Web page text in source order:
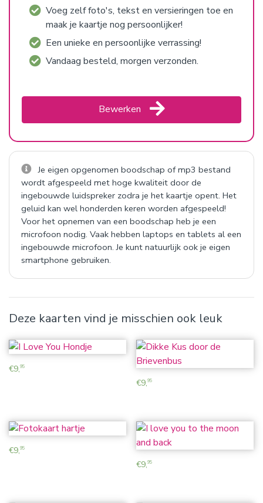
Voeg zelf foto's, tekst en versieringen toe en
maak je kaartje nog persoonlijker!
Een unieke en persoonlijke verrassing!
Vandaag besteld, morgen verzonden.
Bewerken
Je eigen opgenomen boodschap of mp3 bestand
wordt afgespeeld met hoge kwaliteit door de
ingebouwde luidspreker zodra je het kaartje opent. Het
geluid kan wel honderden keren worden afgespeeld!
Voor het opnemen van een boodschap heb je een
microfoon nodig. Vaak hebben laptops en tablets al een
ingebouwde microfoon. Je kunt natuurlijk ook je eigen
smartphone gebruiken.
Deze kaarten vind je misschien ook leuk
€9,95
€9,95
€9,95
€9,95